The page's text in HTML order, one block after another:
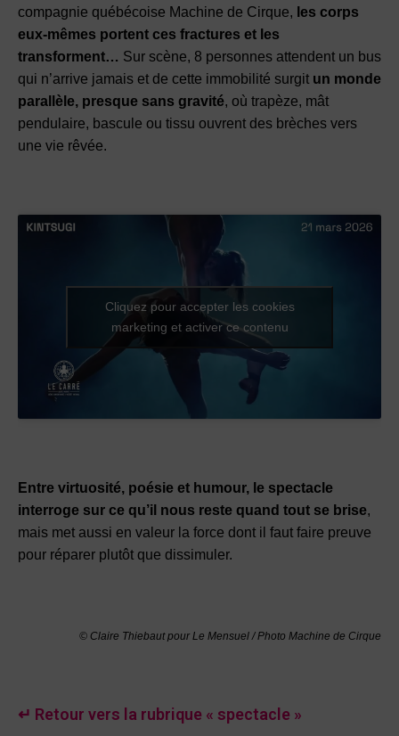
compagnie québécoise Machine de Cirque, les corps
eux-mêmes portent ces fractures et les
transforment… Sur scène, 8 personnes attendent un bus
qui n’arrive jamais et de cette immobilité surgit un monde
parallèle, presque sans gravité, où trapèze, mât
pendulaire, bascule ou tissu ouvrent des brèches vers
une vie rêvée.
Cliquez pour accepter les cookies
marketing et activer ce contenu
Entre virtuosité, poésie et humour, le spectacle
interroge sur ce qu’il nous reste quand tout se brise,
mais met aussi en valeur la force dont il faut faire preuve
pour réparer plutôt que dissimuler.
© Claire Thiebaut pour Le Mensuel / Photo Machine de Cirque
↵ Retour vers la rubrique « spectacle »